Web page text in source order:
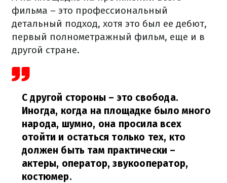
фильма – это профессиональный
детальный подход, хотя это был ее дебют,
первый полнометражный фильм, еще и в
другой стране.
С другой стороны – это свобода.
Иногда, когда на площадке было много
народа, шумно, она просила всех
отойти и остаться только тех, кто
должен быть там практически –
актеры, оператор, звукооператор,
костюмер.